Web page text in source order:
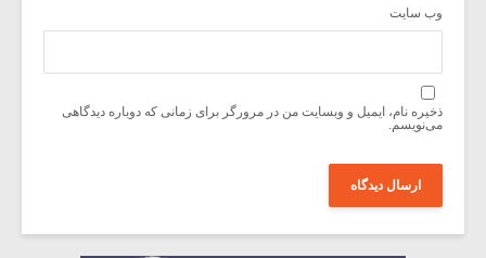
وب‌ سایت
ذخیره نام، ایمیل و وبسایت من در مرورگر برای زمانی که دوباره دیدگاهی
می‌نویسم.